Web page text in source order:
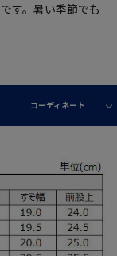
す。暑い季節でも
コーディネート